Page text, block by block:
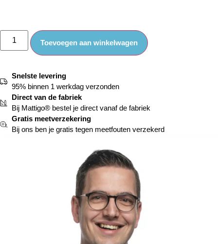
Toevoegen aan winkelwagen
Snelste levering
95% binnen 1 werkdag verzonden
Direct van de fabriek
Bij Mattigo® bestel je direct vanaf de fabriek
Gratis meetverzekering
Bij ons ben je gratis tegen meetfouten verzekerd